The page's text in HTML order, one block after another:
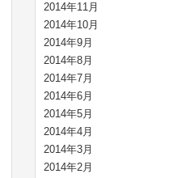
2014年11月
2014年10月
2014年9月
2014年8月
2014年7月
2014年6月
2014年5月
2014年4月
2014年3月
2014年2月